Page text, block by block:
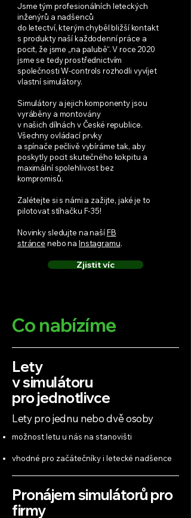
Jsme tým profesionálních leteckých
inženýrů a nadšenců
do letectví, kterým chyběl bližší kontakt
s produkty naší každodenní práce a
pocit, že jsme „na palubě“. V roce 2020
jsme se tedy prostřednictvím
společnosti W-controls rozhodli vyvíjet
vlastní simulátory.
Simulátory a jejich komponenty jsou
vyráběny a montovány
v našich dílnách v České republice.
Všechny ovládací prvky
a spínače pečlivě vybíráme tak, aby
poskytly pocit skutečného kokpitu a
maximální spolehlivost bez
kompromisů.
Zalétejte si s námi a zažijte, jaké je to
pilotovat stíhačku F-35!
Novinky sledujte na našíFB
stránce nebo na Instagramu.
Zjistit víc
Co nabízíme
Lety
v simulátoru
pro jednotlivce
Lety pro jednu nebo dvě osoby
možnost letu u nás na stanovišti
vhodné pro začátečníky i letecké nadšence
Pronájem simulátorů pro
firmy